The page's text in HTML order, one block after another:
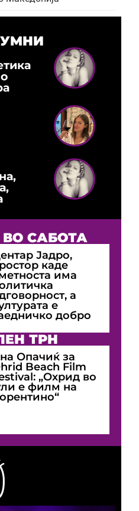
САБОТА
Јадро,
каде
има
а
е
добро
ТРН
Опачиќ за
Beach Film
„Охрид во
е филм на